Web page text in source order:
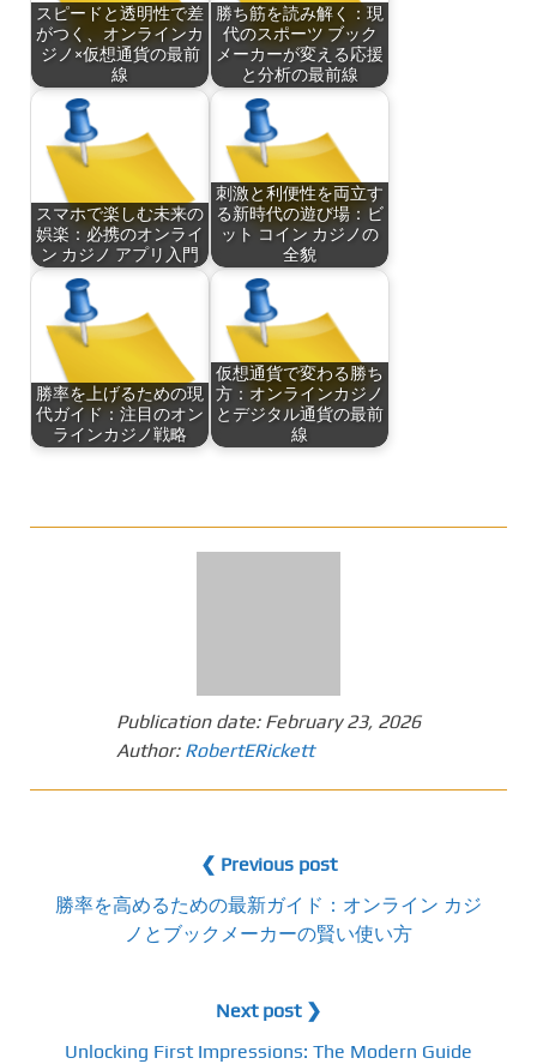
スピードと透明性で差
がつく、オンラインカ
ジノ×仮想通貨の最前
線
勝ち筋を読み解く：現
代のスポーツ ブック
メーカーが変える応援
と分析の最前線
スマホで楽しむ未来の
娯楽：必携のオンライ
ン カジノ アプリ入門
刺激と利便性を両立す
る新時代の遊び場：ビ
ット コイン カジノの
全貌
勝率を上げるための現
代ガイド：注目のオン
ラインカジノ戦略
仮想通貨で変わる勝ち
方：オンラインカジノ
とデジタル通貨の最前
線
Publication date: February 23, 2026
Author: RobertERickett
❮ Previous post
勝率を高めるための最新ガイド：オンライン カジ
ノとブックメーカーの賢い使い方
Next post ❯
Unlocking First Impressions: The Modern Guide